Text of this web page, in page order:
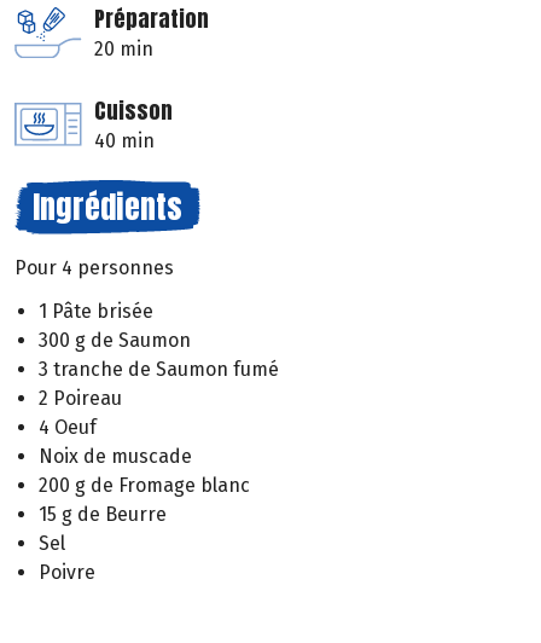
Préparation
20 min
Cuisson
40 min
Ingrédients
Pour 4 personnes
1 Pâte brisée
300 g de Saumon
3 tranche de Saumon fumé
2 Poireau
4 Oeuf
Noix de muscade
200 g de Fromage blanc
15 g de Beurre
Sel
Poivre